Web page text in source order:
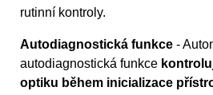
rutinní kontroly.
Autodiagnostická funkce -
autodiagnostická funkce
optiku během inicializace